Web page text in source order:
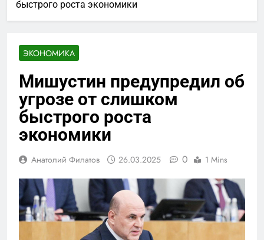
быстрого роста экономики
ЭКОНОМИКА
Мишустин предупредил об
угрозе от слишком
быстрого роста
экономики
Анатолий Филатов 26.03.2025 0 1 Mins